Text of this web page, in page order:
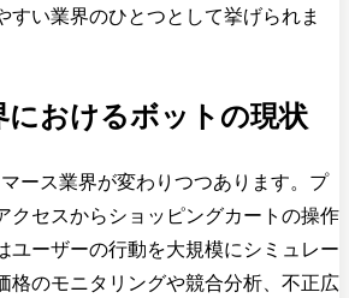
すい業界のひとつとして挙げられま
におけるボットの現状
ース業界が変わりつつあります。プ
クセスからショッピングカートの操作
ユーザーの行動を大規模にシミュレー
格のモニタリングや競合分析、不正広